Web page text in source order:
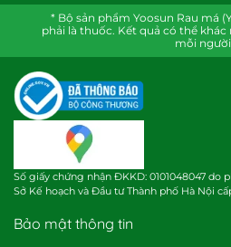
* Bộ sản phẩm Yoosun Rau má
phải là thuốc. Kết quả có thể
mỗi người
Số giấy chứng nhận ĐKKD: 0101048047 do
Sở Kế hoạch và Đầu tư Thành phố Hà Nội
Bảo mật thông tin